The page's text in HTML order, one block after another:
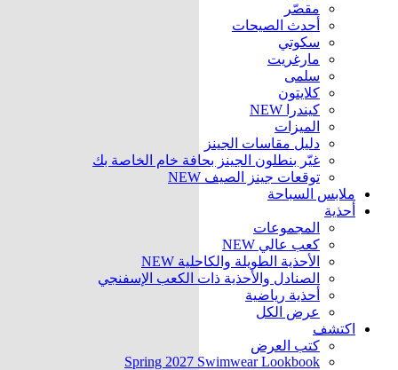
مقصّر
أحدث الصيحات
سكوتي
مارغريت
سلمى
كلايتون
كيندرا NEW
الميزات
دليل مقاسات الجينز
غيّر بنطلون الجينز بحافة خام الخاصة بك
توقعات جينز الصيف NEW
ملابس السباحة
أحذية
المجموعات
كعب عالي NEW
الأحذية الطويلة والكاحلية NEW
الصنادل والأحذية ذات الكعب الإسفنجي
أحذية رياضية
عرض الكل
اكتشف
كتب العرض
Spring 2027 Swimwear Lookbook